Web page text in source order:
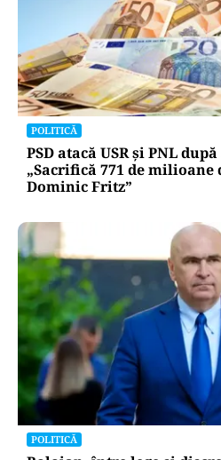
ACTUALITATE
Două azi, două mâine: de
scufundate toate odată în
autorităților
POLITICĂ
PSD atacă USR și PNL
„Sacrifică 771 de milioane
Dominic Fritz”